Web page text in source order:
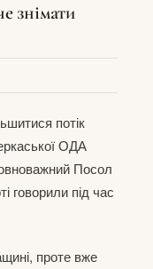
знімати
потік
ОДА
Посол
говорили під час
проте вже